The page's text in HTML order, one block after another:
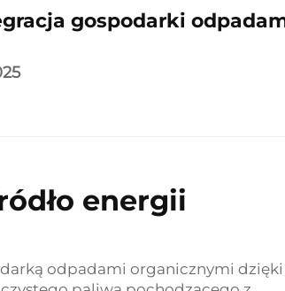
gospodarki
energii
odpadami organicznymi dzięki